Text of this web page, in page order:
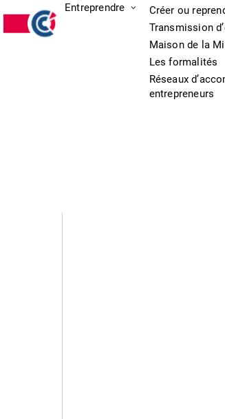
Entreprendre
Créer ou
Transmission
Maison de la
Les formalités
Réseaux
entrepreneurs